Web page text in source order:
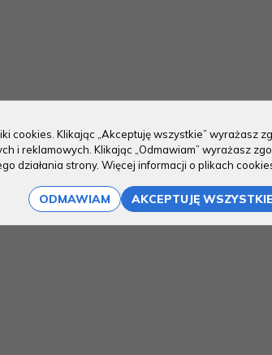
cookies. Klikając „Akceptuję wszystkie” wyrażasz
i reklamowych. Klikając „Odmawiam” wyrażasz
działania strony. Więcej informacji o plikach
ODMAWIAM AKCEPTUJĘ WSZYSTKIE